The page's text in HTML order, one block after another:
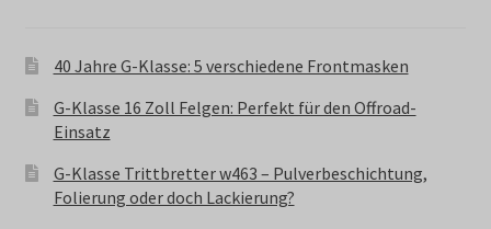
40 Jahre G-Klasse: 5 verschiedene Frontmasken
G-Klasse 16 Zoll Felgen: Perfekt für den Offroad-
Einsatz
G-Klasse Trittbretter w463 – Pulverbeschichtung,
Folierung oder doch Lackierung?